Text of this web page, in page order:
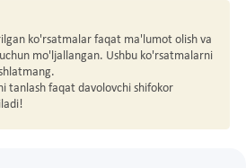
ko'rsatmalar faqat ma'lumot olish va
mo'ljallangan. Ushbu ko'rsatmalarni
tanlash faqat davolovchi shifokor